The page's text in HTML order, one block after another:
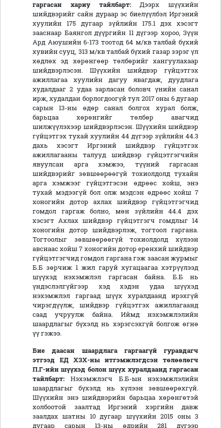
гаргасан хариу тайлбарт:Дээрх шүүхийн
шийдвэрийг сайн дураар эс биелүүлбэл Иргэний
хуулийн 175 дугаар зүйлийн 175.1 дэх хэсэгт
зааснаар Баянгол дүүргийн 11 дүгээр хороо, Зүүн
Ард Аюушийн 6-173 тоотод 64 м/кв талбай бүхий
хувийн сууц, 313 м/кв талбай бүхий газар зэрэг үл
хөдлөх эд хөрөнгөөр төлбөрийг хангуулахаар
шийдвэрлэсэн. Шүүхийн шийдвэр гүйцэтгэх
ажиллагаа хуулийн дагуу явагдаж, дуудлага
худалдааг 2 удаа зарласан боловч үнийн санал
ирж, худалдан борлогдоогүй тул 2017 оны 6 дугаар
сарын 13-ны өдөр санал болгох хурал болж,
барьцаа хөрөнгийг төлбөр авагчид
шилжүүлэхээр шийдвэрлэсэн. Шүүхийн шийдвэр
гүйцэтгэх тухай хуулийн 44 дүгээр зүйлийн 44.3
дахь хэсэгт Иргэний шийдвэр гүйцэтгэх
ажиллагааны талууд шийдвэр гүйцэтгэгчийн
явуулсан арга хэмжээ, түүний гаргасан
шийдвэрийг зөвшөөрөөгүй тохиолдолд тухайн
арга хэмжээг гүйцэтгэсэн өдрөөс хойш, энэ
тухай мэдээгүй бол олж мэдсэн өдрөөс хойш 7
хоногийн дотор ахлах шийдвэр гүйцэтгэгчид
гомдол гаргаж болно, мөн зүйлийн 44.4 дэх
хэсэгт Ахлах шийдвэр гүйцэтгэгч гомдлыг 14
хоногийн дотор шийдвэрлэж, тогтоол гаргана.
Тогтоолыг зөвшөөрөөгүй тохиолдолд хүлээн
авснаас хойш 7 хоногийн дотор ерөнхий шийдвэр
гүйцэтгэгчид гомдол гаргана гэж заасан журмыг
Б.Б зөрчиж 1 жил гаруй хугацаагаа хэтрүүлээд
шүүхэд нэхэмжлэл гаргасан байна. Б.Б нь
үндэслэлгүйгээр хэд хэдэн удаа шүүхэд
нэхэмжлэл гаргаад шүүх хуралдаанд ирэхгүй
чирэгдүүлж, шийдвэр гүйцэтгэх ажиллагаанд
саад учруулж байна. Иймд нэхэмжлэлийн
шаардлагыг бүхэлд нь хэрэгсэхгүй болгож өгнө
үү гэжээ.
Бие даасан шаардлага гаргаагүй гуравдагч
этгээд ЕД ХЗХ-ныитгэмжлэгдсэн төлөөлөгч
П.Г-ийн шүүхэд болон шүүх хуралдаанд гаргасан
тайлбарт: Нэхэмжлэгч Б.Б-ын нэхэмжлэлийн
шаардлагыг бүхэлд нь хүлээн зөвшөөрөхгүй.
Шүүхийн энэ шийдвэрийн барьцаа хөрөнгөтэй
холбоотой заалтад Иргэний хэргийн давж
заалдах шатны 10 дугаар шүүхийн 2015 оны 3
дугаар сарын 13-ны өдрийн 281 дүгээр